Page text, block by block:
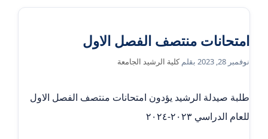
امتحانات منتصف الفصل الاول
نوفمبر 28, 2023 بقلمكلية الرشيد الجامعة
طلبة صيدلة الرشيد يؤدون امتحانات منتصف الفصل الاول
للعام الدراسي ٢٠٢٣-٢٠٢٤